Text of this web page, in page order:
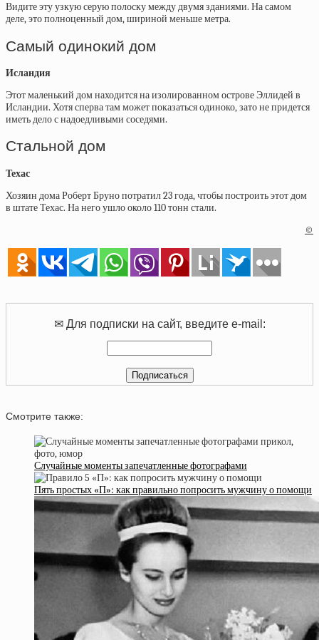
Видите эту узкую серую полоску между двумя зданиями. На самом
деле, это полноценный дом, шириной меньше метра.
Самый одинокий дом
Исландия
Этот маленький дом находится на изолированном острове Эллидей в
Исландии. Хотя сперва там может показаться одиноко, зато не придется
иметь дело с надоедливыми соседями.
Стальной дом
Техас
Хозяин дома Роберт Бруно потратил 23 года, чтобы построить этот дом
в штате Техас. На него ушло около 110 тонн стали.
©
✉ Для подписки на сайт, введите e-mail:
Смотрите также:
Случайные моменты запечатленные фотографами
Пять простых «П»: как правильно попросить мужчину о помощи